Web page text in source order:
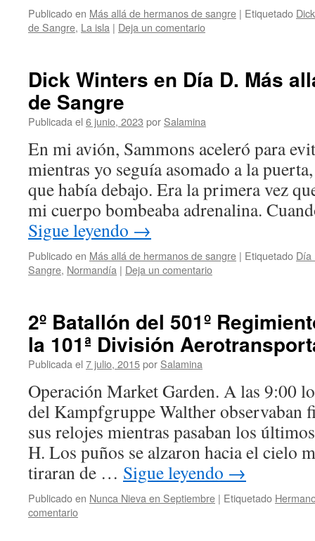
Publicado en Más allá de hermanos de sangre | Etiquetado
de Sangre, La isla | Deja un comentario
Dick Winters en Día D. Más
de Sangre
Publicada el 6 junio, 2023 por Salamina
En mi avión, Sammons aceleró para
mientras yo seguía asomado a la
que había debajo. Era la primera vez
mi cuerpo bombeaba adrenalina.
Sigue leyendo →
Publicado en Más allá de hermanos de sangre | Etiquetado Día
Sangre, Normandía | Deja un comentario
2º Batallón del 501º
la 101ª División
Publicada el 7 julio, 2015por Salamina
Operación Market Garden. A las 9:00
del Kampfgruppe Walther observaban
sus relojes mientras pasaban los
H. Los puños se alzaron hacia el cielo
tiraran de … Sigue leyendo →
Publicado en Nunca Nieva en Septiembre | Etiquetado
comentario